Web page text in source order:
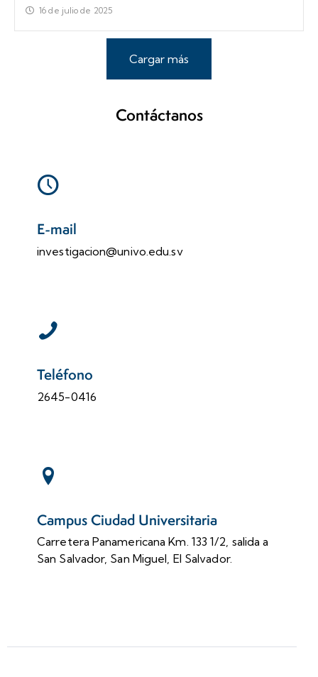
16 de julio de 2025
Cargar más
Contáctanos
E-mail
investigacion@univo.edu.sv
Teléfono
2645-0416
Campus Ciudad Universitaria
Carretera Panamericana Km. 133 1/2, salida a
San Salvador, San Miguel, El Salvador.